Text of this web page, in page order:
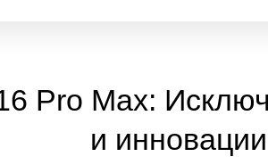
Pro Max:
и